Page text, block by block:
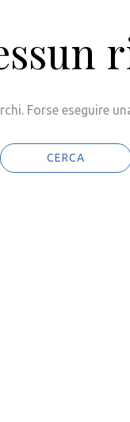
Forse eseguire